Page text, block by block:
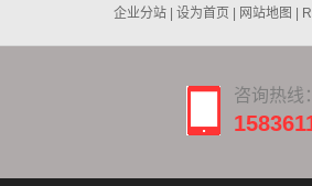
企业分站 设为首页 网站地图
咨询热线：